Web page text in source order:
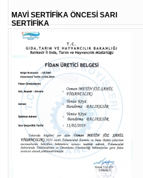
MAVİ SERTİFİKA ÖNCESİ SARI
SERTİFİKA